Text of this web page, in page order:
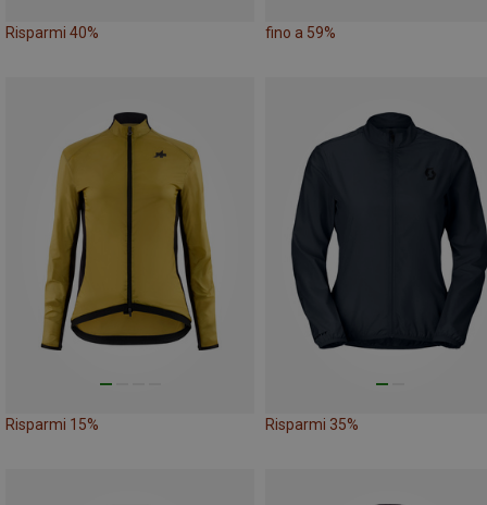
Risparmi 40% fino a 59%
Risparmi 15% Risparmi 35%